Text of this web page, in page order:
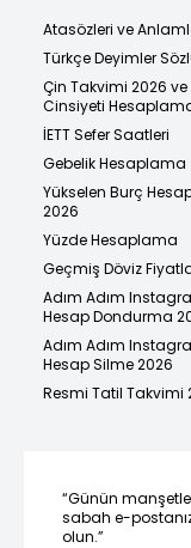
Atasözleri ve
Türkçe Deyimler
Çin Takvimi 2026 ve
Cinsiyeti
İETT Sefer Saatleri
Gebelik Hesaplama
Yükselen Burç
2026
Yüzde Hesaplama
Geçmiş Döviz
Adım Adım
Hesap Dondurma
Adım Adım
Hesap Silme 2026
Resmi Tatil Takvimi
“Günün
sabah e-
olun.”